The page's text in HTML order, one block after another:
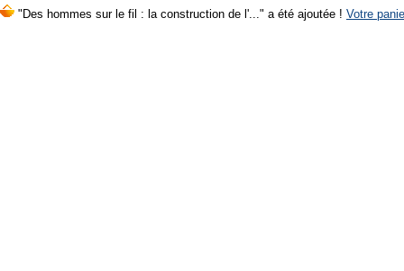
"Des hommes sur le fil : la construction de l'..." a été ajoutée ! Votre